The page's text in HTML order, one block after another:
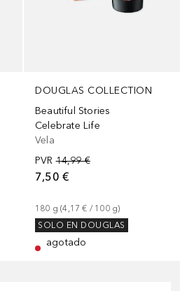
DOUGLAS COLLECTION
Beautiful Stories
Celebrate Life
Vela
PVR 14,99 €
7,50 €
180 g (4,17 € / 100 g)
SOLO EN DOUGLAS
agotado